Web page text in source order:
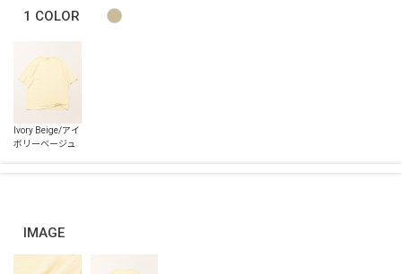
1 COLOR
IMAGE